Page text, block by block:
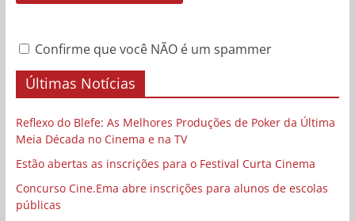
Confirme que você NÃO é um spammer
Últimas Notícias
Reflexo do Blefe: As Melhores Produções de Poker da Última
Meia Década no Cinema e na TV
Estão abertas as inscrições para o Festival Curta Cinema
Concurso Cine.Ema abre inscrições para alunos de escolas
públicas